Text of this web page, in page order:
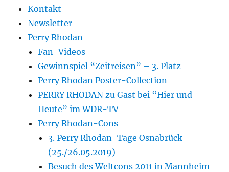
Kontakt
Newsletter
Perry Rhodan
Fan-Videos
Gewinnspiel “Zeitreisen” – 3. Platz
Perry Rhodan Poster-Collection
PERRY RHODAN zu Gast bei “Hier und
Heute” im WDR-TV
Perry Rhodan-Cons
3. Perry Rhodan-Tage Osnabrück
(25./26.05.2019)
Besuch des Weltcons 2011 in Mannheim